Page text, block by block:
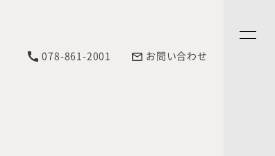
078-861-2001 お問い合わせ